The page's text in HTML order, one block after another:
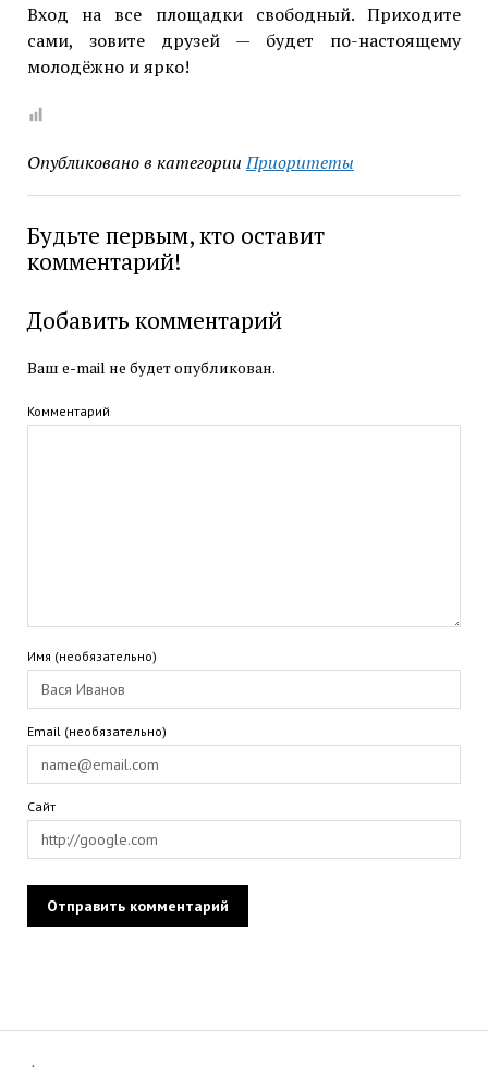
Вход на все площадки свободный. Приходите
сами, зовите друзей — будет по-настоящему
молодёжно и ярко!
Опубликовано в категории Приоритеты
Будьте первым, кто оставит
комментарий!
Добавить комментарий
Ваш e-mail не будет опубликован.
Комментарий
Имя (необязательно)
Email (необязательно)
Сайт